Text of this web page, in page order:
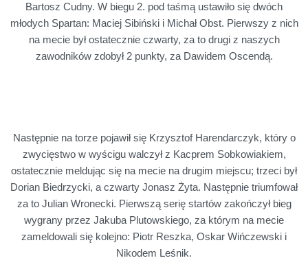
Bartosz Cudny. W biegu 2. pod taśmą ustawiło się dwóch
młodych Spartan: Maciej Sibiński i Michał Obst. Pierwszy z nich
na mecie był ostatecznie czwarty, za to drugi z naszych
zawodników zdobył 2 punkty, za Dawidem Oscendą.
Następnie na torze pojawił się Krzysztof Harendarczyk, który o
zwycięstwo w wyścigu walczył z Kacprem Sobkowiakiem,
ostatecznie meldując się na mecie na drugim miejscu; trzeci był
Dorian Biedrzycki, a czwarty Jonasz Żyta. Następnie triumfował
za to Julian Wronecki. Pierwszą serię startów zakończył bieg
wygrany przez Jakuba Plutowskiego, za którym na mecie
zameldowali się kolejno: Piotr Reszka, Oskar Wińczewski i
Nikodem Leśnik.